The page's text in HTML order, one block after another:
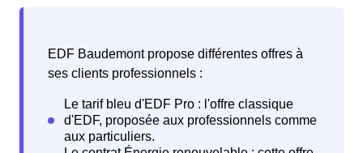
EDF Baudemont propose différentes offres à
ses clients professionnels :